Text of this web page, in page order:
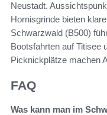
Neustadt.
Hornisgrinde bieten
Schwarzwald (B500)
Bootsfahrten auf Titisee
Picknickplätze machen
FAQ
Was kann man im